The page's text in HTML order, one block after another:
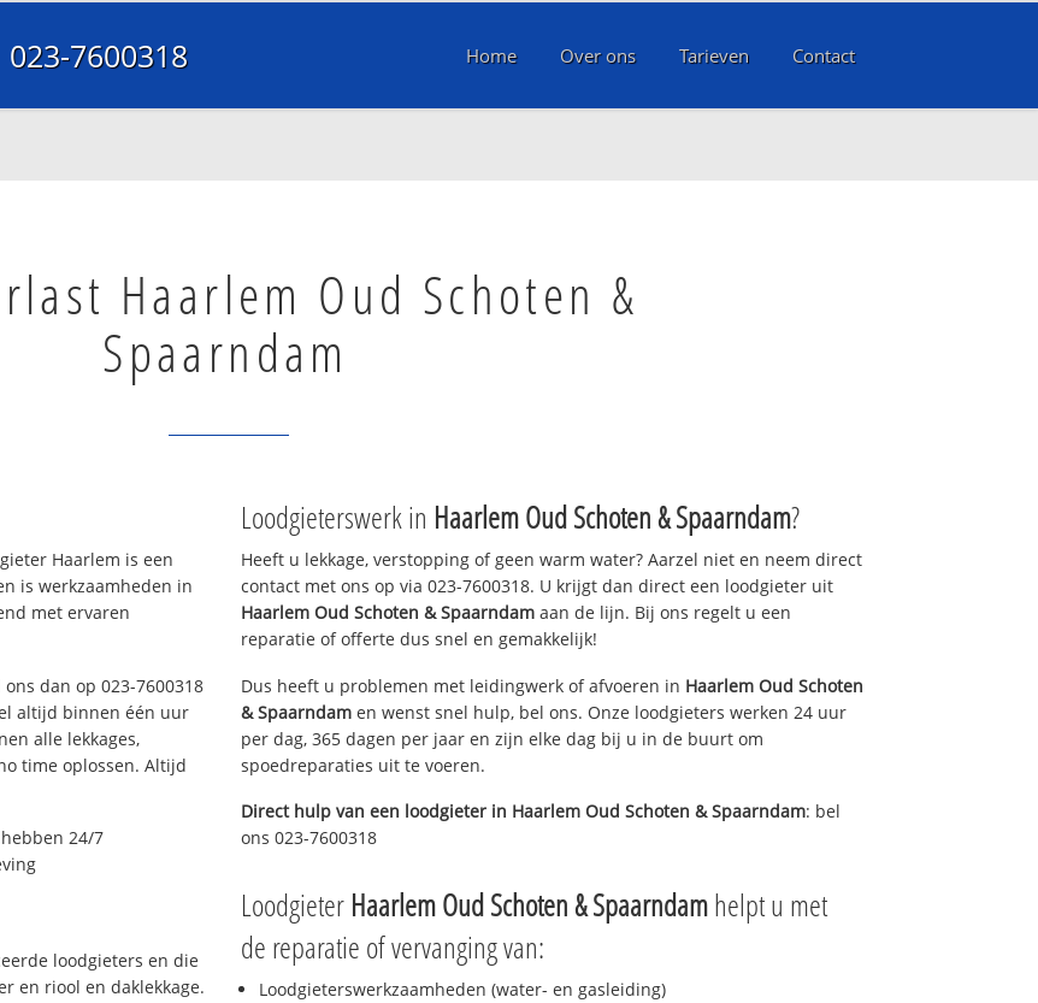
023-7600318 Home Over ons Tarieven Contact
Haarlem Oud Schoten &
Spaarndam
Haarlem is een
is werkzaamheden in
met ervaren
dan op 023-7600318
altijd binnen één uur
alle lekkages,
time oplossen. Altijd
24/7
loodgieters en die
en riool en daklekkage.
Loodgieterswerk in Haarlem Oud Schoten & Spaarndam?
Heeft u lekkage, verstopping of geen warm water? Aarzel niet en neem direct
contact met ons op via 023-7600318. U krijgt dan direct een loodgieter uit
Haarlem Oud Schoten & Spaarndam aan de lijn. Bij ons regelt u een
reparatie of offerte dus snel en gemakkelijk!
Dus heeft u problemen met leidingwerk of afvoeren in Haarlem Oud Schoten
& Spaarndam en wenst snel hulp, bel ons. Onze loodgieters werken 24 uur
per dag, 365 dagen per jaar en zijn elke dag bij u in de buurt om
spoedreparaties uit te voeren.
Direct hulp van een loodgieter in Haarlem Oud Schoten & Spaarndam: bel
ons 023-7600318
Loodgieter Haarlem Oud Schoten & Spaarndamhelpt u met
de reparatie of vervanging van:
Loodgieterswerkzaamheden (water- en gasleiding)